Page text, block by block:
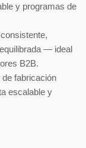
y programas de
— ideal
B2B.
fabricación
escalable y